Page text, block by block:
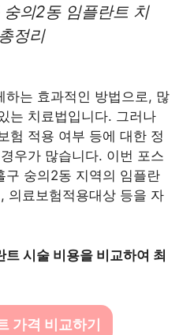
의2동 임플란트 치
정리
하는 효과적인 방법으로, 많
는 치료법입니다. 그러나
험 적용 여부 등에 대한 정
우가 많습니다. 이번 포스
구 숭의2동 지역의 임플란
의료보험적용대상 등을 자
시술 비용을 비교하여 최
가격 비교하기